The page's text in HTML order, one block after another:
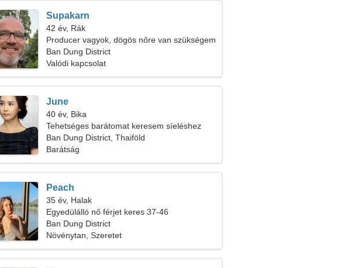
Supakarn
42 év, Rák
Producer vagyok, dögös nőre van szükségem
Ban Dung District
Valódi kapcsolat
June
40 év, Bika
Tehetséges barátomat keresem síeléshez
Ban Dung District, Thaiföld
Barátság
Peach
35 év, Halak
Egyedülálló nő férjet keres 37-46
Ban Dung District
Növénytan, Szeretet